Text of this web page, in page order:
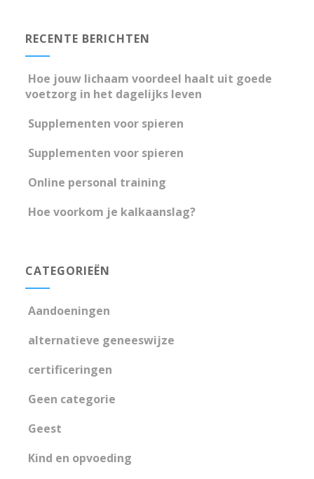
RECENTE BERICHTEN
Hoe jouw lichaam voordeel haalt uit goede
voetzorg in het dagelijks leven
Supplementen voor spieren
Supplementen voor spieren
Online personal training
Hoe voorkom je kalkaanslag?
CATEGORIEËN
Aandoeningen
alternatieve geneeswijze
certificeringen
Geen categorie
Geest
Kind en opvoeding